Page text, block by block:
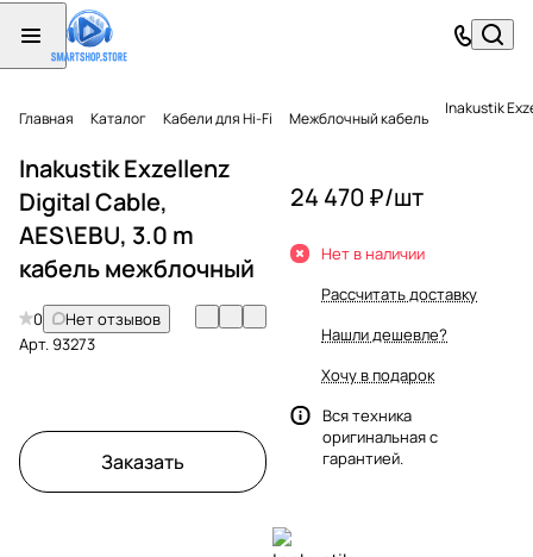
Главная Каталог Кабели для Hi-Fi Межблочный кабель Inakustik
Inakustik Exzellenz
Digital Cable,
AES\EBU, 3.0 m
кабель межблочный
0
Нет отзывов
Арт.93273
Заказать
24 470 ₽/шт
Нет в наличии
Рассчитать доставку
Нашли дешевле?
Хочу в подарок
Вся техника
оригинальная с
гарантией.